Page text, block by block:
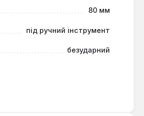
80 мм
під ручний інструмент
безударний